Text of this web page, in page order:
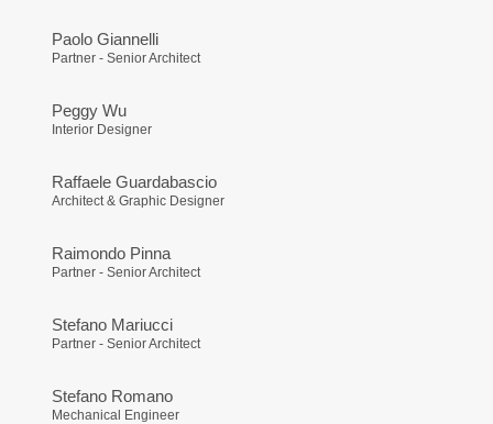
Paolo Giannelli
Partner - Senior Architect
Peggy Wu
Interior Designer
Raffaele Guardabascio
Architect & Graphic Designer
Raimondo Pinna
Partner - Senior Architect
Stefano Mariucci
Partner - Senior Architect
Stefano Romano
Mechanical Engineer